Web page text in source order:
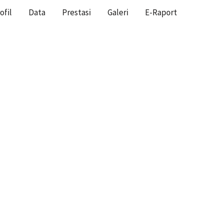
Data Prestasi Galeri E-Raport